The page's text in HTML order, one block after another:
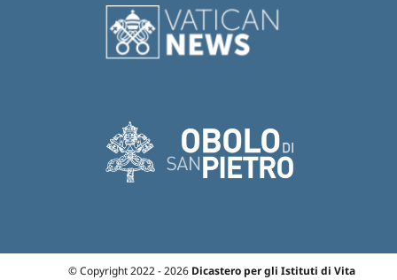
© Copyright 2022 - 2026 Dicastero per gli Istituti di Vita